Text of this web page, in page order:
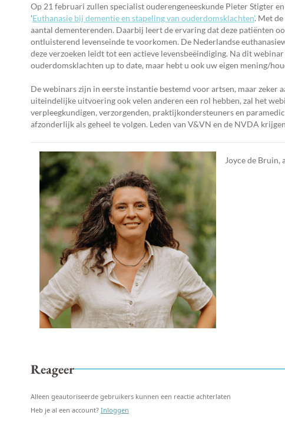
Op 21 februari zullen specialist ouderengeneeskunde Pieter Stigter
'Euthanasie bij dementie en stapeling van ouderdomsklachten'. Met
aantal dementerenden. Daarbij leert de ervaring dat deze patiënten
ontluisterend levenseinde te voorkomen. De Nederlandse
deze verzoeken leidt tot een actieve levensbeëindiging. Na dit
ouderdomsklachten up to date, maar hebt u ook uw eigen mening/
De webinars zijn in eerste instantie bestemd voor artsen, maar zeker
uiteindelijke uitvoering ook velen anderen een rol hebben, zal het
verpleegkundigen, verzorgenden, praktijkondersteuners en
afzonderlijk als geheel te volgen. Leden van V&VN en de NVDA
Joyce de Bruin,
Reageer
Alleen geautoriseerde gebruikers kunnen een reactie achterlaten
Heb je al een account? Inloggen